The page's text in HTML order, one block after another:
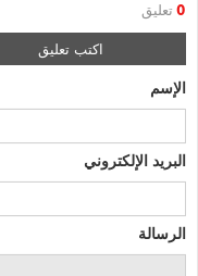
0 تعليق
اكتب تعليق
الإسم
البريد الإلكتروني
الرسالة